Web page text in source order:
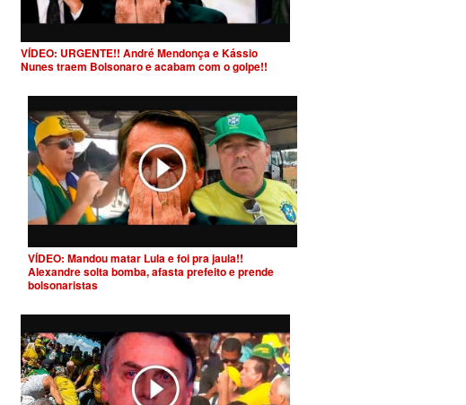
VÍDEO: URGENTE!! André Mendonça e Kássio
Nunes traem Bolsonaro e acabam com o golpe!!
VÍDEO: Mandou matar Lula e foi pra jaula!!
Alexandre solta bomba, afasta prefeito e prende
bolsonaristas